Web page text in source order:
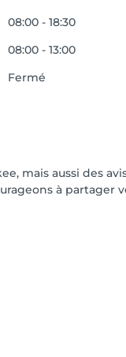
08:00 - 18:30
08:00 - 13:00
Fermé
mais aussi des
à